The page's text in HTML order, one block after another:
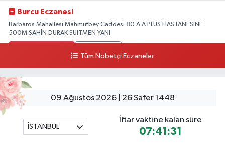
Burcu Eczanesi
Barbaros Mahallesi Mahmutbey Caddesi 80 A A PLUS HASTANESİNE
500M ŞAHİN DURAK SUITMEN YANI
Akşemsettin Mahallesi Akdeniz Caddesi No:12 A 41.01948179055185,
28.946705949073934
Tersane İstanbul Eczanesi
Tüm Nöbetçi Eczaneler
09 Ağustos 2026 | 26 Safer 1448
İSTANBUL
İftar vaktine kalan süre
07:41:31